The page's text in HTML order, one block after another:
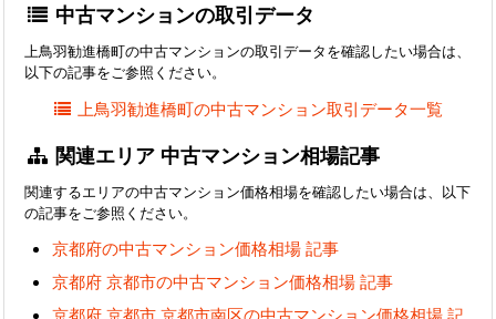
中古マンションの取引データ
上鳥羽勧進橋町の中古マンションの取引データを確認したい場合は、
以下の記事をご参照ください。
上鳥羽勧進橋町の中古マンション取引データ一覧
関連エリア 中古マンション相場記事
関連するエリアの中古マンション価格相場を確認したい場合は、以下
の記事をご参照ください。
京都府の中古マンション価格相場 記事
京都府 京都市の中古マンション価格相場 記事